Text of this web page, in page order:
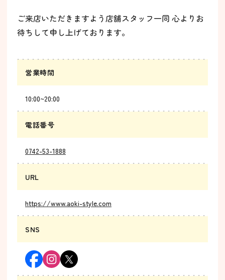
ご来店いただきますよう店舗スタッフ一同 心よりお
待ちして申し上げております。
営業時間
10:00~20:00
電話番号
0742-53-1888
URL
https://www.aoki-style.com
SNS